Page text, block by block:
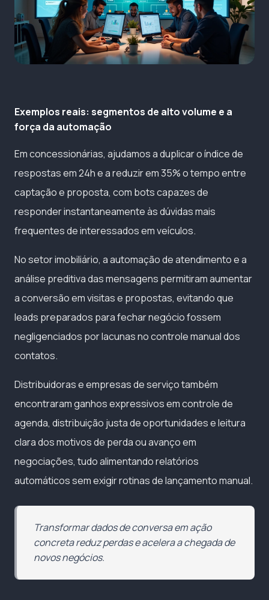
Exemplos reais: segmentos de alto volume e a
força da automação
Em concessionárias, ajudamos a duplicar o índice de
respostas em 24h e a reduzir em 35% o tempo entre
captação e proposta, com bots capazes de
responder instantaneamente às dúvidas mais
frequentes de interessados em veículos.
No setor imobiliário, a automação de atendimento e a
análise preditiva das mensagens permitiram aumentar
a conversão em visitas e propostas, evitando que
leads preparados para fechar negócio fossem
negligenciados por lacunas no controle manual dos
contatos.
Distribuidoras e empresas de serviço também
encontraram ganhos expressivos em controle de
agenda, distribuição justa de oportunidades e leitura
clara dos motivos de perda ou avanço em
negociações, tudo alimentando relatórios
automáticos sem exigir rotinas de lançamento manual.
Transformar dados de conversa em ação
concreta reduz perdas e acelera a chegada de
novos negócios.